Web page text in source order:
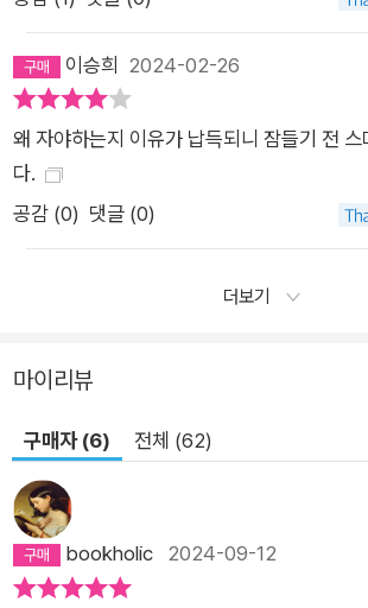
이승희 2024-02-26
왜 자야하는지 이유가 납득되니 잠들기 전
다.
공감 (0) 댓글 (0)
더보기
마이리뷰
구매자 (6) 전체 (62)
bookholic 2024-09-12